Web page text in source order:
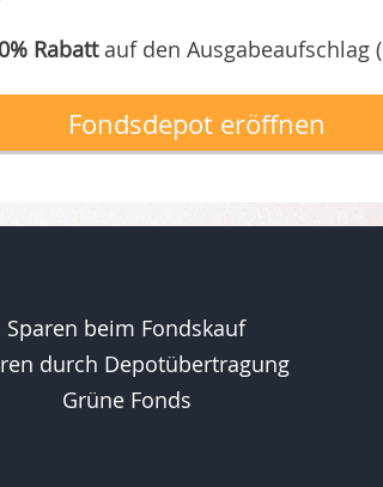
Rabattauf den Ausgabeaufschlag
Fondsdepot eröffnen
Sparen beim Fondskauf
durch Depotübertragung
Grüne Fonds